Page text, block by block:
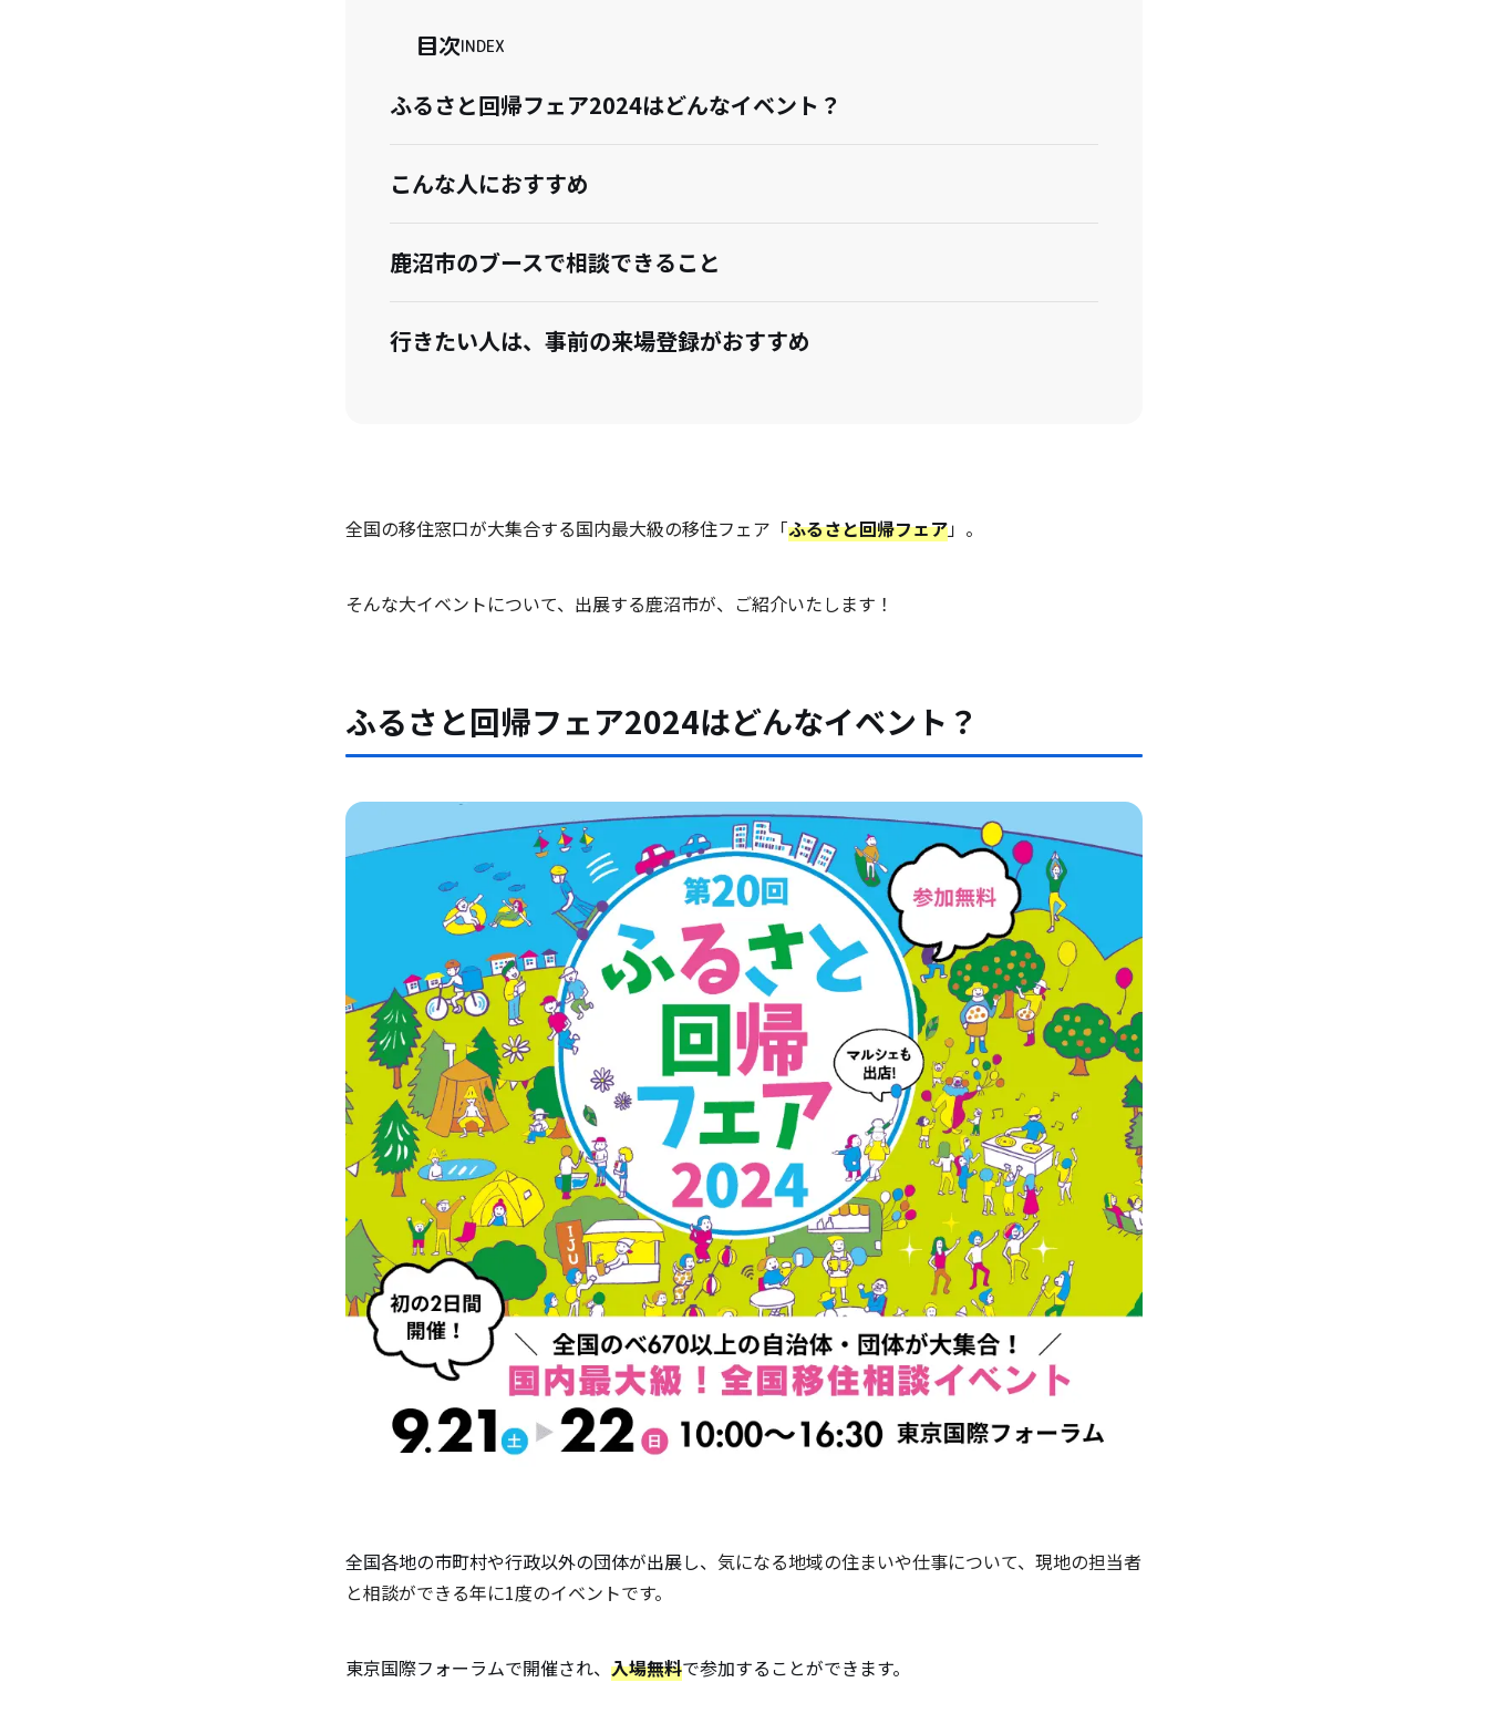
目次INDEX
ふるさと回帰フェア2024はどんなイベント？
こんな人におすすめ
鹿沼市のブースで相談できること
行きたい人は、事前の来場登録がおすすめ
全国の移住窓口が大集合する国内最大級の移住フェア「ふるさと回帰フェア」。
そんな大イベントについて、出展する鹿沼市が、ご紹介いたします！
ふるさと回帰フェア2024はどんなイベント？
全国各地の市町村や行政以外の団体が出展し、 気になる地域の住まいや仕事について、現地の担当者
と相談ができる年に1度のイベントです。
東京国際フォーラムで開催され、 入場無料で参加することができます。